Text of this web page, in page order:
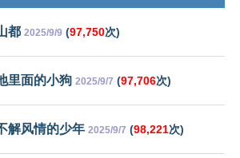
都 2025/9/9 (97,750次)
里面的小狗 2025/9/7 (97,706次)
解风情的少年 2025/9/7 (98,221次)